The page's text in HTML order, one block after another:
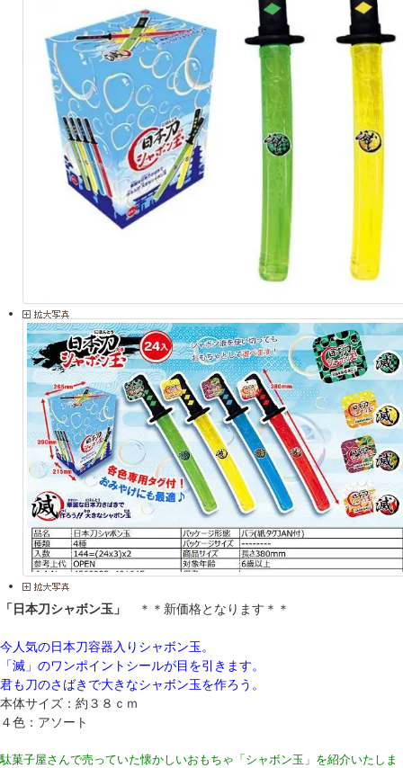
「日本刀シャボン玉」 ＊＊新価格となります＊＊
今人気の日本刀容器入りシャボン玉。
「滅」のワンポイントシールが目を引きます。
君も刀のさばきで大きなシャボン玉を作ろう。
本体サイズ：約３８ｃｍ
４色：アソート
駄菓子屋さんで売っていた懐かしいおもちゃ「シャボン玉」を紹介いたしま